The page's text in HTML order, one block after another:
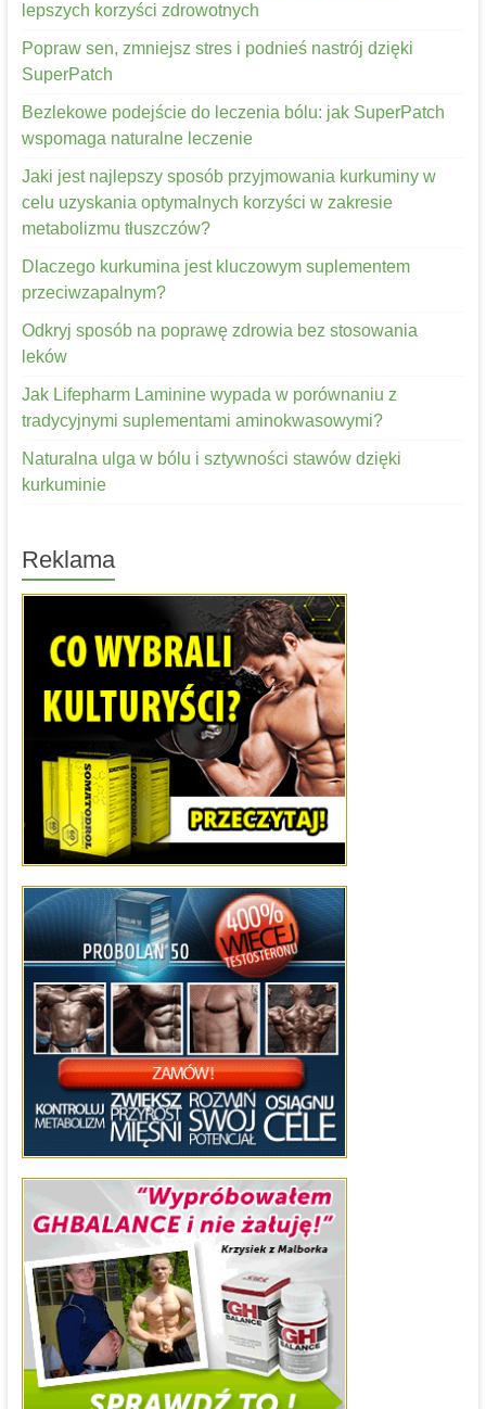
lepszych korzyści zdrowotnych
Popraw sen, zmniejsz stres i podnieś nastrój dzięki
SuperPatch
Bezlekowe podejście do leczenia bólu: jak SuperPatch
wspomaga naturalne leczenie
Jaki jest najlepszy sposób przyjmowania kurkuminy w
celu uzyskania optymalnych korzyści w zakresie
metabolizmu tłuszczów?
Dlaczego kurkumina jest kluczowym suplementem
przeciwzapalnym?
Odkryj sposób na poprawę zdrowia bez stosowania
leków
Jak Lifepharm Laminine wypada w porównaniu z
tradycyjnymi suplementami aminokwasowymi?
Naturalna ulga w bólu i sztywności stawów dzięki
kurkuminie
Reklama